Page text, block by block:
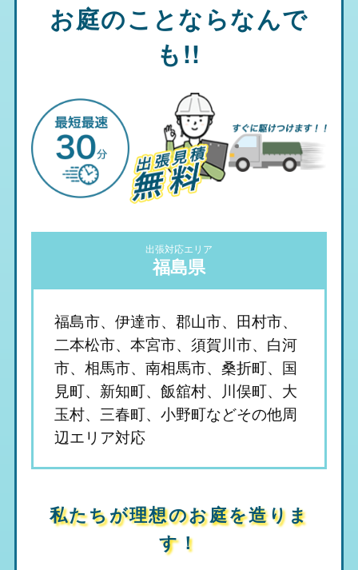
お庭のことならなんで
も!!
出張対応エリア
福島県
福島市、伊達市、郡山市、田村市、
二本松市、本宮市、須賀川市、白河
市、相馬市、南相馬市、桑折町、国
見町、新知町、飯舘村、川俣町、大
玉村、三春町、小野町などその他周
辺エリア対応
私たちが理想のお庭を造りま
す！